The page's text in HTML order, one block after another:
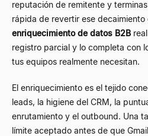
reputación de remitente y
rápida de revertir ese
enriquecimiento de datos B2B
registro parcial y lo completa con
tus equipos realmente necesitan.
El enriquecimiento es el tejido
leads, la higiene del CRM, la
enrutamiento y el outbound. Una
límite aceptado antes de que